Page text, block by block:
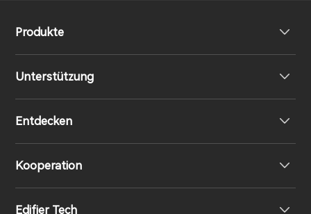
Produkte
Unterstützung
EU-Konformitätserklärung
Entdecken
Unsere Geschichte
Kooperation
Edifier Tech